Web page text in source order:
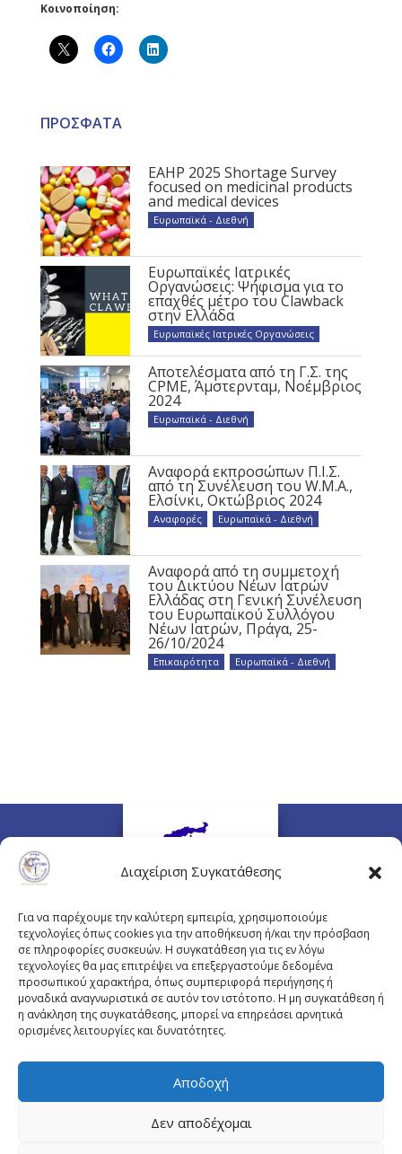
Διαχείριση Συγκατάθεσης
Για να παρέχουμε την καλύτερη εμπειρία, χρησιμοποιούμε
τεχνολογίες όπως cookies για την αποθήκευση ή/και την πρόσβαση
σε πληροφορίες συσκευών. Η συγκατάθεση για τις εν λόγω
τεχνολογίες θα μας επιτρέψει να επεξεργαστούμε δεδομένα
προσωπικού χαρακτήρα, όπως συμπεριφορά περιήγησης ή
μοναδικά αναγνωριστικά σε αυτόν τον ιστότοπο. Η μη συγκατάθεση ή
η ανάκληση της συγκατάθεσης, μπορεί να επηρεάσει αρνητικά
ορισμένες λειτουργίες και δυνατότητες.
Αποδοχή
Δεν αποδέχομαι
Κοινοποίηση:
ΠΡΟΣΦΑΤΑ
EAHP 2025 Shortage Survey
focused on medicinal products
and medical devices
Ευρωπαϊκά - Διεθνή
Ευρωπαϊκές Ιατρικές
Οργανώσεις: Ψήφισμα για το
επαχθές μέτρο του Clawback
στην Ελλάδα
Ευρωπαϊκές Ιατρικές Οργανώσεις
Αποτελέσματα από τη Γ.Σ. της
CPME, Άμστερνταμ, Νοέμβριος
2024
Ευρωπαϊκά - Διεθνή
Αναφορά εκπροσώπων Π.Ι.Σ.
από τη Συνέλευση του W.M.A.,
Ελσίνκι, Οκτώβριος 2024
Αναφορές Ευρωπαϊκά - Διεθνή
Αναφορά από τη συμμετοχή
του Δικτύου Νέων Ιατρών
Ελλάδας στη Γενική Συνέλευση
του Ευρωπαϊκού Συλλόγου
Νέων Ιατρών, Πράγα, 25-
26/10/2024
Επικαιρότητα Ευρωπαϊκά - Διεθνή
Πλουτάρχου 3, 10675 Αθήνα
Email επικοινωνίας:pisinfo@pis.gr